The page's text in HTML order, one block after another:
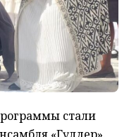
стали